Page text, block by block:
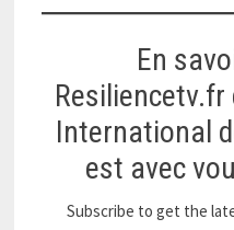
comme une obligation
progressiste donc anti-
En
International
est avec
Subscribe to get the